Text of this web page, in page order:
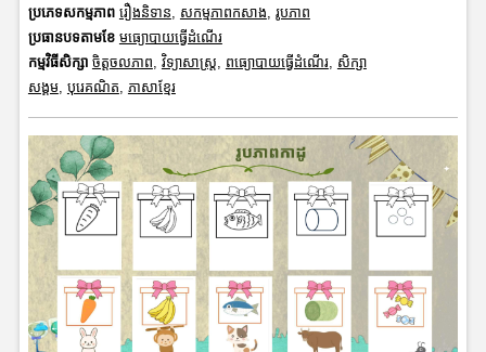
ប្រភេទសកម្មភាព រឿងនិទាន សកម្មភាពកសាង រូបភាព
ប្រធានបទតាមខែ មធ្យោបាយធ្វើដំណើរ
កម្មវិធីសិក្សា ចិត្តចលភាព វិទ្យាសាស្រ្ត ពធ្យោបាយធ្វើដំណើរ, សិក្សា
សង្គម, បុរេគណិត ភាសាខ្មែរ